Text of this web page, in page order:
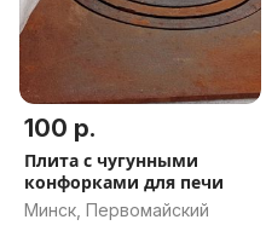
100 р.
Плита с чугунными
конфорками для печи
Минск, Первомайский